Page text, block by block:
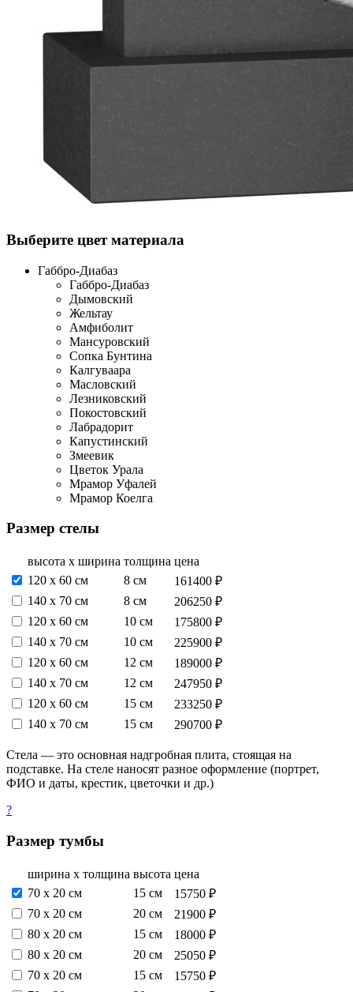
Выберите цвет материала
Габбро-Диабаз
Габбро-Диабаз
Дымовский
Жельтау
Амфиболит
Мансуровский
Сопка Бунтина
Калгуваара
Масловский
Лезниковский
Покостовский
Лабрадорит
Капустинский
Змеевик
Цветок Урала
Мрамор Уфалей
Мрамор Коелга
Размер стелы
высота х ширина толщина цена
120 х 60 см
8 см
161400 ₽
140 х 70 см
8 см
206250 ₽
120 х 60 см
10 см
175800 ₽
140 х 70 см
10 см
225900 ₽
120 х 60 см
12 см
189000 ₽
140 х 70 см
12 см
247950 ₽
120 х 60 см
15 см
233250 ₽
140 х 70 см
15 см 290700 ₽
Стела — это основная надгробная плита, стоящая на
подставке. На стеле наносят разное оформление (портрет,
ФИО и даты, крестик, цветочки и др.)
?
Размер тумбы
ширина х толщина высота цена
70 х 20 см
15 см
15750 ₽
70 х 20 см
20 см
21900 ₽
80 х 20 см
15 см
18000 ₽
80 х 20 см
20 см
25050 ₽
70 х 20 см
15 см
15750 ₽